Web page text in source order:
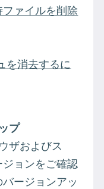
ァイルを削除
を消去するに
プ
ザおよびス
ョンをご確認
ージョンアッ